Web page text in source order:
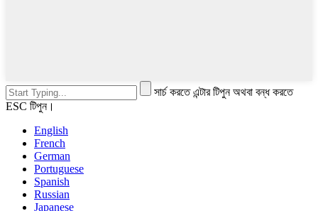
সার্চ করতে এন্টার টিপুন অথবা বন্ধ করতে
ESC টিপুন।
English
French
German
Portuguese
Spanish
Russian
Japanese